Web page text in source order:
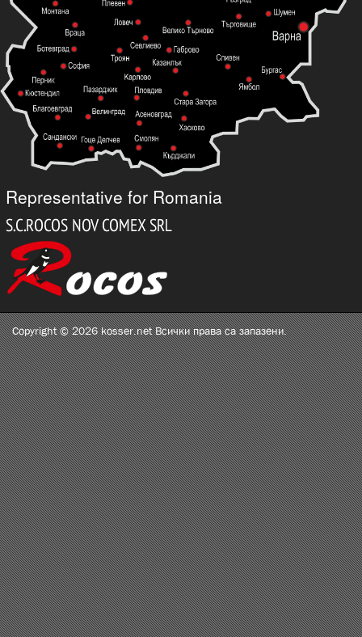
Representative for Romania
Copyright © 2026 kosser.net Всички права са запазени.